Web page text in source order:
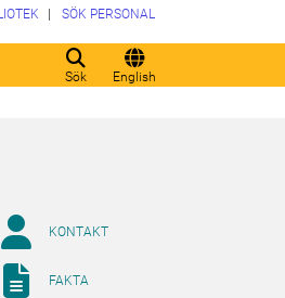
Sök English
SÖK PERSONAL
KONTAKT
FAKTA